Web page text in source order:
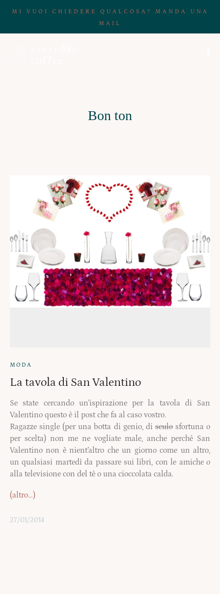
MI VUOI CHIEDERE QUALCOSA? MANDA UNA
MAIL
Bon ton
MODA
La tavola di San Valentino
Se state cercando un’ispirazione per la tavola di San
Valentino questo è il post che fa al caso vostro.
Ragazze single (per una botta di genio, disculosfortuna o
per scelta) non me ne vogliate male, anche perché San
Valentino non è nient’altro che un giorno come un altro,
un qualsiasi martedì da passare sui libri, con le amiche o
alla televisione con del tè o una cioccolata calda.
(altro…)
27/01/2014